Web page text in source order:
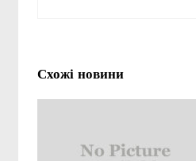
Схожі новини